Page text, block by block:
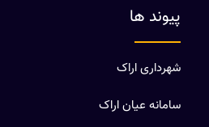
پیوند ها
شهرداری اراک
سامانه عیان اراک